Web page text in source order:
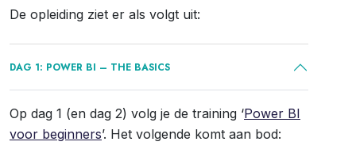
De opleiding ziet er als volgt uit:
DAG 1: POWER BI – THE BASICS
Op dag 1 (en dag 2) volg je de training ‘Power BI
voor beginners’. Het volgende komt aan bod: